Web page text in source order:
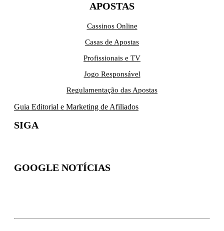
APOSTAS
Cassinos Online
Casas de Apostas
Profissionais e TV
Jogo Responsável
Regulamentação das Apostas
Guia Editorial e Marketing de Afiliados
SIGA
GOOGLE NOTÍCIAS